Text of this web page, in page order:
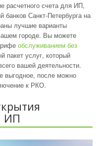
расчетного счета для ИП,
банков Санкт-Петербурга на
лучшие варианты
городе. Вы можете
обслуживанием без
пакет услуг, который
вашей деятельности.
выгодное, после можно
к РКО.
ИП